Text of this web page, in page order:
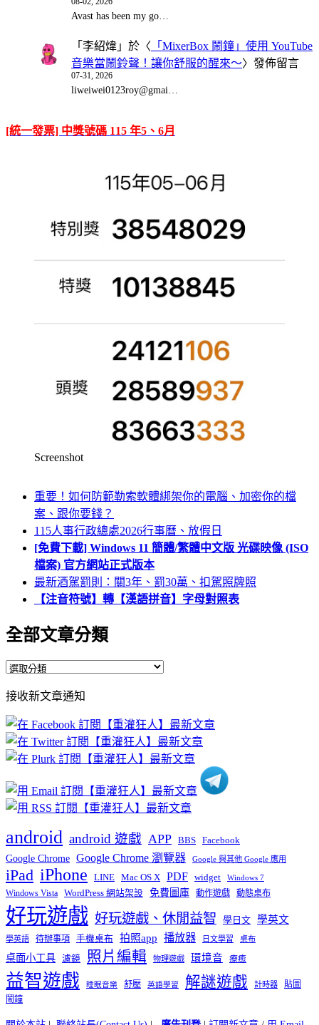
Avast has been my go…
「 李紹煒 」於〈 「MixerBox 鬧鐘」使用 YouTube
音樂當鬧鈴聲！讓你舒服的醒來～〉發佈留言
07-31, 2026
liweiwei0123roy@gmai…
[統一發票] 中獎號碼 115 年5、6月
Screenshot
重要！如何防範勒索軟體綁架你的電腦、加密你的檔
案、跟你要錢？
115人事行政總處2026行事曆、放假日
[免費下載] Windows 11 簡體/繁體中文版 光碟映像 (ISO
檔案) 官方網站正式版本
最新酒駕罰則：關3年、罰30萬、扣駕照牌照
【注音符號】轉【漢語拼音】字母對照表
全部文章分類
全
文
章
分
類
接收新文章通知
android android 遊戲 APP BBS Facebook
Google Chrome Google Chrome 瀏覽器 Google 與其他 Google 應用
iPad iPhone LINE Mac OS X PDF widget Windows 7
Windows Vista WordPress 網站架設 免費圖庫 動作遊戲 動態桌布
好玩遊戲 好玩遊戲、休閒益智 學日文 學英文
學英語 待辦事項 手機桌布 拍照app 播放器 日文學習 桌布
桌面小工具 濾鏡 照片編輯 物理遊戲 環境音 療癒
益智遊戲 睡眠音樂 舒壓 英語學習 解謎遊戲 計時器
貼圖
鬧鐘